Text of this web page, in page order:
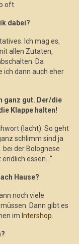
oft.
dabei?
Ich mag es,
allen Zutaten,
Da
ich dann auch eher
ganz gut. Der/die
Klappe halten!
(lacht). So geht
schlimm sind ja
bei der Bolognese
essen…“
Hause?
noch viele
Dann gibt es
im Intershop.